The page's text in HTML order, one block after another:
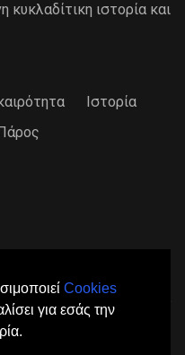
Cookies
για εσάς την
ιστορία και
Ιστορία